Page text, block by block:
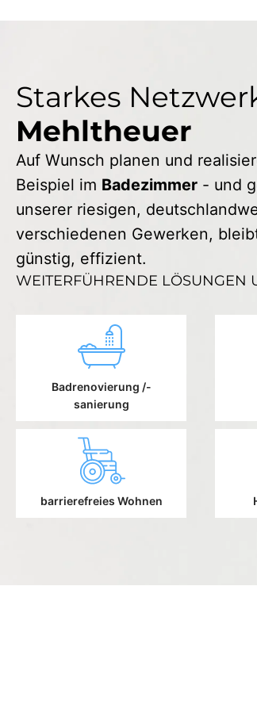
Starkes
Mehltheuer
Auf Wunsch planen und
Beispiel im Badezimmer - und
unserer riesigen,
verschiedenen Gewerken,
günstig, effizient.
WEITERFÜHRENDE LÖSUNGEN
Badrenovierung /-
sanierung
barrierefreies Wohnen